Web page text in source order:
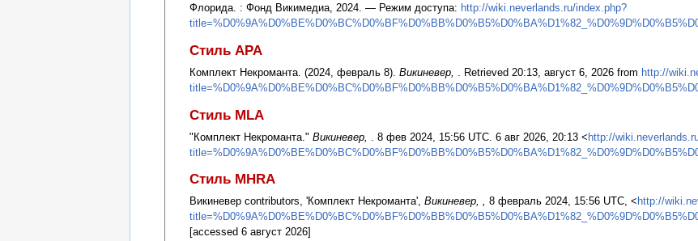
Флорида. : Фонд Викимедиа, 2024. — Режим доступа: http://wiki.neverlands.ru/index.php?
Стиль APA
Комплект Некроманта. (2024, февраль 8). Викиневер, . Retrieved 20:13, август 6, 2026 from http://
Стиль MLA
"Комплект Некроманта." Викиневер, . 8 фев 2024, 15:56 UTC. 6 авг 2026, 20:13 <http://
Стиль MHRA
Викиневер contributors, 'Комплект Некроманта', Викиневер, , 8 февраль 2024, 15:56 UTC, < http://
[accessed 6 август 2026]